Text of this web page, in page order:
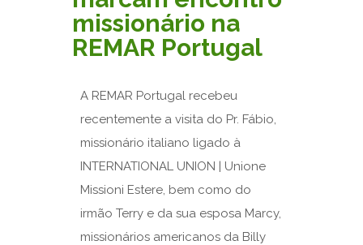
missionário na
REMAR Portugal
A REMAR Portugal recebeu
recentemente a visita do Pr. Fábio,
missionário italiano ligado à
INTERNATIONAL UNION | Unione
Missioni Estere, bem como do
irmão Terry e da sua esposa Marcy,
missionários americanos da Billy